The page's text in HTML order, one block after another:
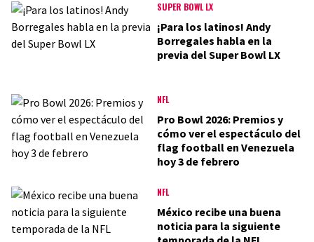
SUPER BOWL LX
¡Para los latinos! Andy
Borregales habla en la
previa del Super Bowl LX
NFL
Pro Bowl 2026: Premios y
cómo ver el espectáculo del
flag football en Venezuela
hoy 3 de febrero
NFL
México recibe una buena
noticia para la siguiente